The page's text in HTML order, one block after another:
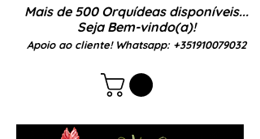
Mais de 500 Orquídeas disponíveis...
Seja Bem-vindo(a)!
Apoio ao cliente! Whatsapp: +351910079032